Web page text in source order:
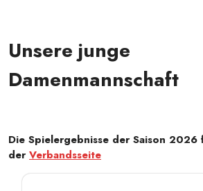
Unsere junge
Damenmannschaft
Die Spielergebnisse der Saison
derVerbandsseite